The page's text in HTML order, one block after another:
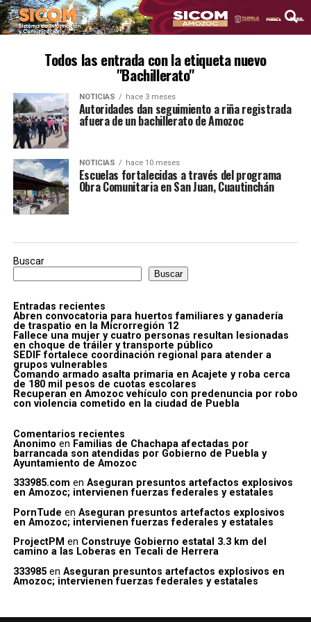
Todos las entrada con la etiqueta nuevo
"Bachillerato"
NOTICIAS hace 3 meses
Autoridades dan seguimiento a riña registrada
afuera de un bachillerato de Amozoc
NOTICIAS hace 10 meses
Escuelas fortalecidas a través del programa
Obra Comunitaria en San Juan, Cuautinchán
Buscar
Buscar
Entradas recientes
Abren convocatoria para huertos familiares y ganadería
de traspatio en la Microrregión 12
Fallece una mujer y cuatro personas resultan lesionadas
en choque de tráiler y transporte público
SEDIF fortalece coordinación regional para atender a
grupos vulnerables
Comando armado asalta primaria en Acajete y roba cerca
de 180 mil pesos de cuotas escolares
Recuperan en Amozoc vehículo con predenuncia por robo
con violencia cometido en la ciudad de Puebla
Comentarios recientes
Anonimo en Familias de Chachapa afectadas por
barrancada son atendidas por Gobierno de Puebla y
Ayuntamiento de Amozoc
333985.com en Aseguran presuntos artefactos explosivos
en Amozoc; intervienen fuerzas federales y estatales
PornTude en Aseguran presuntos artefactos explosivos
en Amozoc; intervienen fuerzas federales y estatales
ProjectPM en Construye Gobierno estatal 3.3 km del
camino a las Loberas en Tecali de Herrera
333985en Aseguran presuntos artefactos explosivos en
Amozoc; intervienen fuerzas federales y estatales